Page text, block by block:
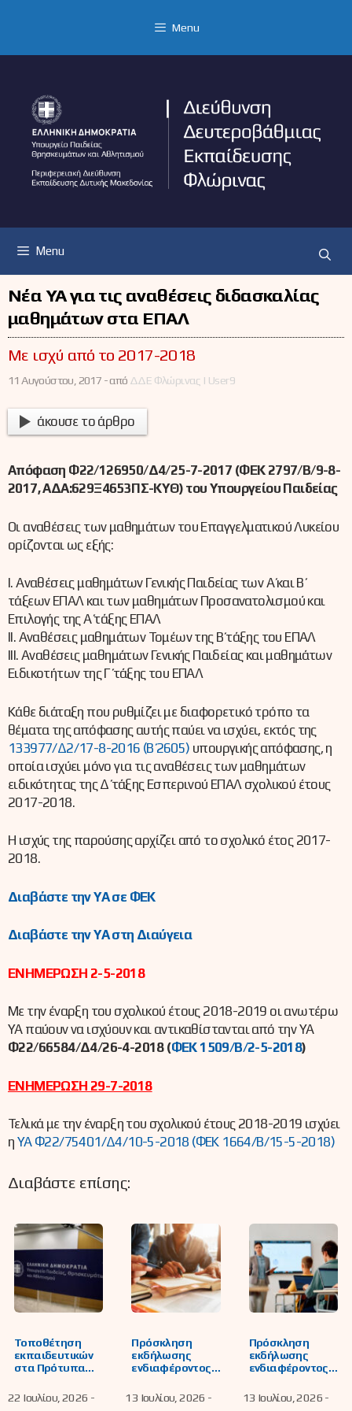
Menu
Menu
Νέα ΥΑ για τις αναθέσεις διδασκαλίας
μαθημάτων στα ΕΠΑΛ
Με ισχύ από το 2017-2018
11 Αυγούστου, 2017 -από ΔΔΕ Φλώρινας | User9
άκουσε το άρθρο
Απόφαση Φ22/126950/Δ4/25-7-2017 (ΦΕΚ 2797/Β/9-8-
2017, ΑΔΑ:629Ξ4653ΠΣ-ΚΥΘ) του Υπουργείου Παιδείας
Οι αναθέσεις των μαθημάτων του Επαγγελματικού Λυκείου
ορίζονται ως εξής:
Ι. Αναθέσεις μαθημάτων Γενικής Παιδείας των Α΄ και Β΄
τάξεων ΕΠΑΛ και των μαθημάτων Προσανατολισμού και
Επιλογής της Α΄ τάξης ΕΠΑΛ
ΙΙ. Αναθέσεις μαθημάτων Τομέων της Β΄ τάξης του ΕΠΑΛ
IΙΙ. Αναθέσεις μαθημάτων Γενικής Παιδείας και μαθημάτων
Ειδικοτήτων της Γ΄ τάξης του ΕΠΑΛ
Κάθε διάταξη που ρυθμίζει με διαφορετικό τρόπο τα
θέματα της απόφασης αυτής παύει να ισχύει, εκτός της
133977/Δ2/17-8-2016 (Β΄ 2605) υπουργικής απόφασης, η
οποία ισχύει μόνο για τις αναθέσεις των μαθημάτων
ειδικότητας της Δ΄ τάξης Εσπερινού ΕΠΑΛ σχολικού έτους
2017-2018.
Η ισχύς της παρούσης αρχίζει από το σχολικό έτος 2017-
2018.
Διαβάστε την ΥΑ σε ΦΕΚ
Διαβάστε την ΥΑ στη Διαύγεια
ΕΝΗΜΕΡΩΣΗ 2-5-2018
Με την έναρξη του σχολικού έτους 2018-2019 οι ανωτέρω
ΥΑ παύουν να ισχύουν και αντικαθίστανται από την ΥΑ
Φ22/66584/Δ4/26-4-2018 (ΦΕΚ 1509/Β/2-5-2018)
ΕΝΗΜΕΡΩΣΗ 29-7-2018
Τελικά με την έναρξη του σχολικού έτους 2018-2019 ισχύει
η ΥΑ Φ22/75401/Δ4/10-5-2018 (ΦΕΚ 1664/Β/15-5-2018)
Διαβάστε επίσης:
Τοποθέτηση
εκπαιδευτικών
στα Πρότυπα
Σχολεία (Π.Ε.Σ.)
του ν. 4823/2021
22 Ιουλίου, 2026 -
Πρόσκληση
εκδήλωσης
ενδιαφέροντος
εκπαιδευτικών
στα Σχολεία
13 Ιουλίου, 2026 -
Πρόσκληση
εκδήλωσης
ενδιαφέροντος
λειτουργικών
κενών στα
13 Ιουλίου, 2026 -